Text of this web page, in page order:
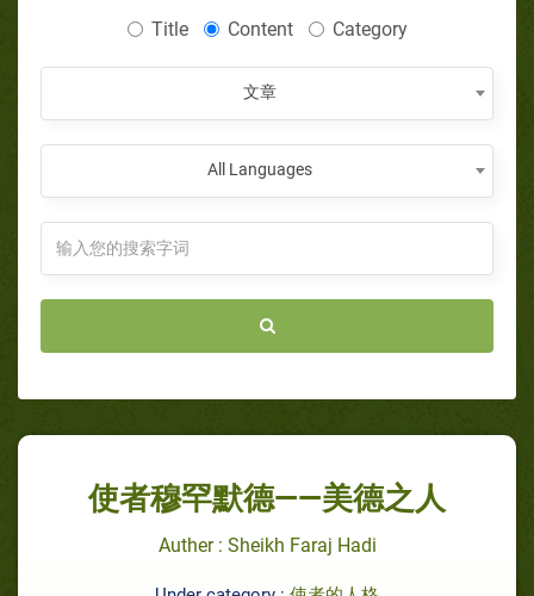
Title Content Category
文章
All Languages
使者穆罕默德——美德之人
Auther : Sheikh Faraj Hadi